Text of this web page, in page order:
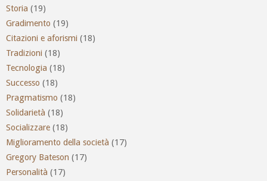
Storia (19)
Gradimento (19)
Citazioni e aforismi (18)
Tradizioni (18)
Tecnologia (18)
Successo (18)
Pragmatismo (18)
Solidarietà (18)
Socializzare (18)
Miglioramento della società (17)
Gregory Bateson (17)
Personalità (17)